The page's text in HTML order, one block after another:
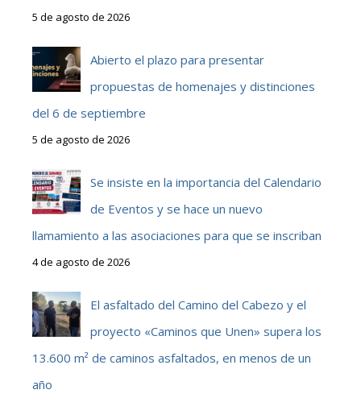
5 de agosto de 2026
Abierto el plazo para presentar
propuestas de homenajes y distinciones
del 6 de septiembre
5 de agosto de 2026
Se insiste en la importancia del Calendario
de Eventos y se hace un nuevo
llamamiento a las asociaciones para que se inscriban
4 de agosto de 2026
El asfaltado del Camino del Cabezo y el
proyecto «Caminos que Unen» supera los
13.600 m² de caminos asfaltados, en menos de un
año